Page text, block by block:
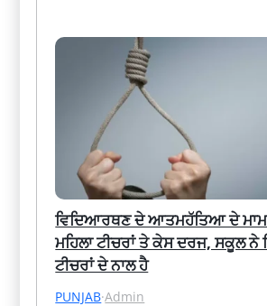
ਵਿਦਿਆਰਥਣ ਦੇ ਆਤਮਹੱਤਿਆ ਦੇ
ਮਹਿਲਾ ਟੀਚਰਾਂ ਤੇ ਕੇਸ ਦਰਜ, ਸਕੂਲ ਨੇ
ਟੀਚਰਾਂ ਦੇ ਨਾਲ ਹੈ
PUNJAB·Admin